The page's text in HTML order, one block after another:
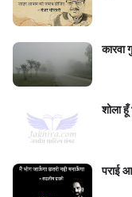
कारवा
शोला
पराई